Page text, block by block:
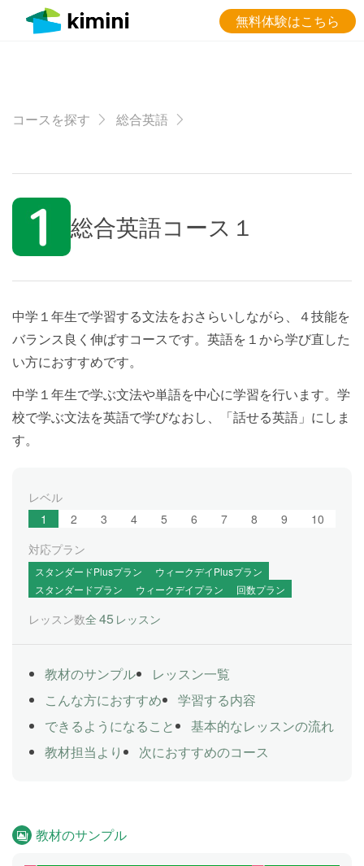
無料体験はこちら
コースを探す 総合英語
総合英語コース１
中学１年生で学習する文法をおさらいしながら、４技能を
バランス良く伸ばすコースです。英語を１から学び直した
い方におすすめです。
中学１年生で学ぶ文法や単語を中心に学習を行います。学
校で学ぶ文法を英語で学びなおし、「話せる英語」にしま
す。
レベル
1
2 3 4 5 6 7 8 9
10
対応プラン
スタンダードPlusプラン
ウィークデイPlusプラン
スタンダードプラン
ウィークデイプラン 回数プラン
レッスン数全 45 レッスン
教材のサンプル
レッスン一覧
こんな方におすすめ
学習する内容
できるようになること
基本的なレッスンの流れ
教材担当より
次におすすめのコース
教材のサンプル